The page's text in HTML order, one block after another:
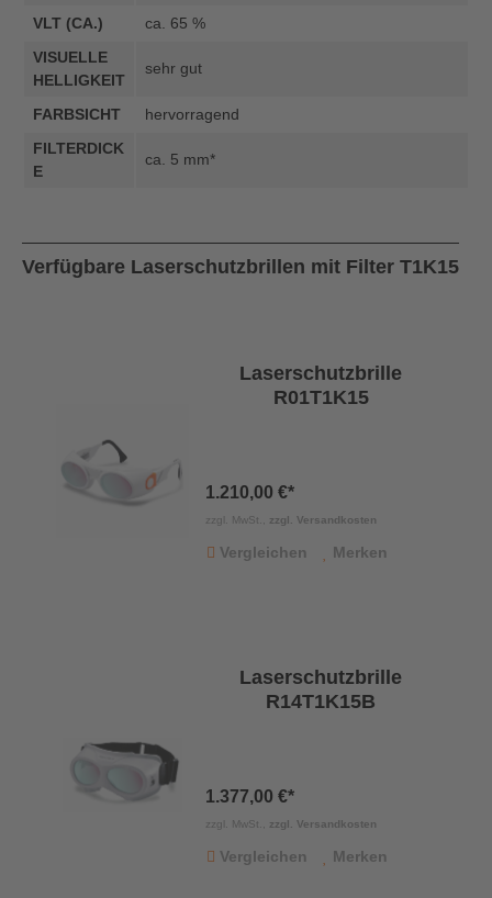
VLT (CA.)
ca. 65 %
VISUELLE
HELLIGKEIT
sehr gut
FARBSICHT
hervorragend
FILTERDICK
E
ca. 5 mm*
Verfügbare Laserschutzbrillen mit Filter T1K15
Laserschutzbrille
R01T1K15
1.210,00 €*
zzgl. MwSt., zzgl. Versandkosten
Vergleichen Merken
Laserschutzbrille
R14T1K15B
1.377,00 €*
zzgl. MwSt., zzgl. Versandkosten
Vergleichen Merken